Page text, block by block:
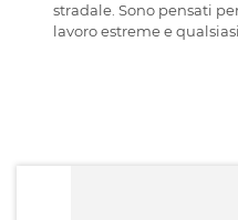
stradale. Sono pensati
lavoro estreme e